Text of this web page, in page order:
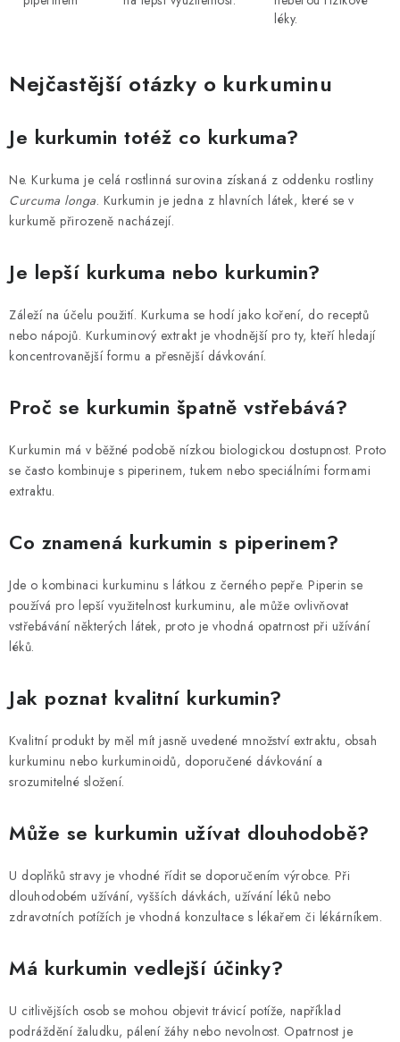
léky.
Nejčastější otázky o kurkuminu
Je kurkumin totéž co kurkuma?
Ne. Kurkuma je celá rostlinná surovina získaná z oddenku rostliny
Curcuma longa. Kurkumin je jedna z hlavních látek, které se v
kurkumě přirozeně nacházejí.
Je lepší kurkuma nebo kurkumin?
Záleží na účelu použití. Kurkuma se hodí jako koření, do receptů
nebo nápojů. Kurkuminový extrakt je vhodnější pro ty, kteří hledají
koncentrovanější formu a přesnější dávkování.
Proč se kurkumin špatně vstřebává?
Kurkumin má v běžné podobě nízkou biologickou dostupnost. Proto
se často kombinuje s piperinem, tukem nebo speciálními formami
extraktu.
Co znamená kurkumin s piperinem?
Jde o kombinaci kurkuminu s látkou z černého pepře. Piperin se
používá pro lepší využitelnost kurkuminu, ale může ovlivňovat
vstřebávání některých látek, proto je vhodná opatrnost při užívání
léků.
Jak poznat kvalitní kurkumin?
Kvalitní produkt by měl mít jasně uvedené množství extraktu, obsah
kurkuminu nebo kurkuminoidů, doporučené dávkování a
srozumitelné složení.
Může se kurkumin užívat dlouhodobě?
U doplňků stravy je vhodné řídit se doporučením výrobce. Při
dlouhodobém užívání, vyšších dávkách, užívání léků nebo
zdravotních potížích je vhodná konzultace s lékařem či lékárníkem.
Má kurkumin vedlejší účinky?
U citlivějších osob se mohou objevit trávicí potíže, například
podráždění žaludku, pálení žáhy nebo nevolnost. Opatrnost je